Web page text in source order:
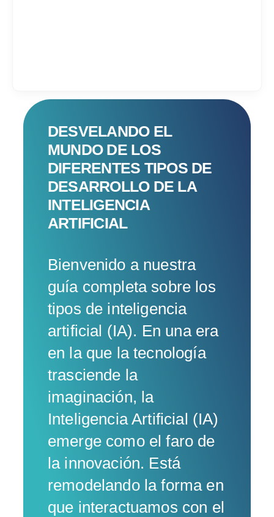
Contratar
DESVELANDO EL
MUNDO DE LOS
DIFERENTES TIPOS DE
DESARROLLO DE LA
INTELIGENCIA
ARTIFICIAL
Bienvenido a nuestra
guía completa sobre los
tipos de inteligencia
artificial (IA). En una era
en la que la tecnología
trasciende la
imaginación, la
Inteligencia Artificial (IA)
emerge como el faro de
la innovación. Está
remodelando la forma en
que interactuamos con el